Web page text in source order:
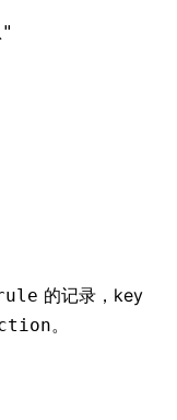
"
的记录，key
。